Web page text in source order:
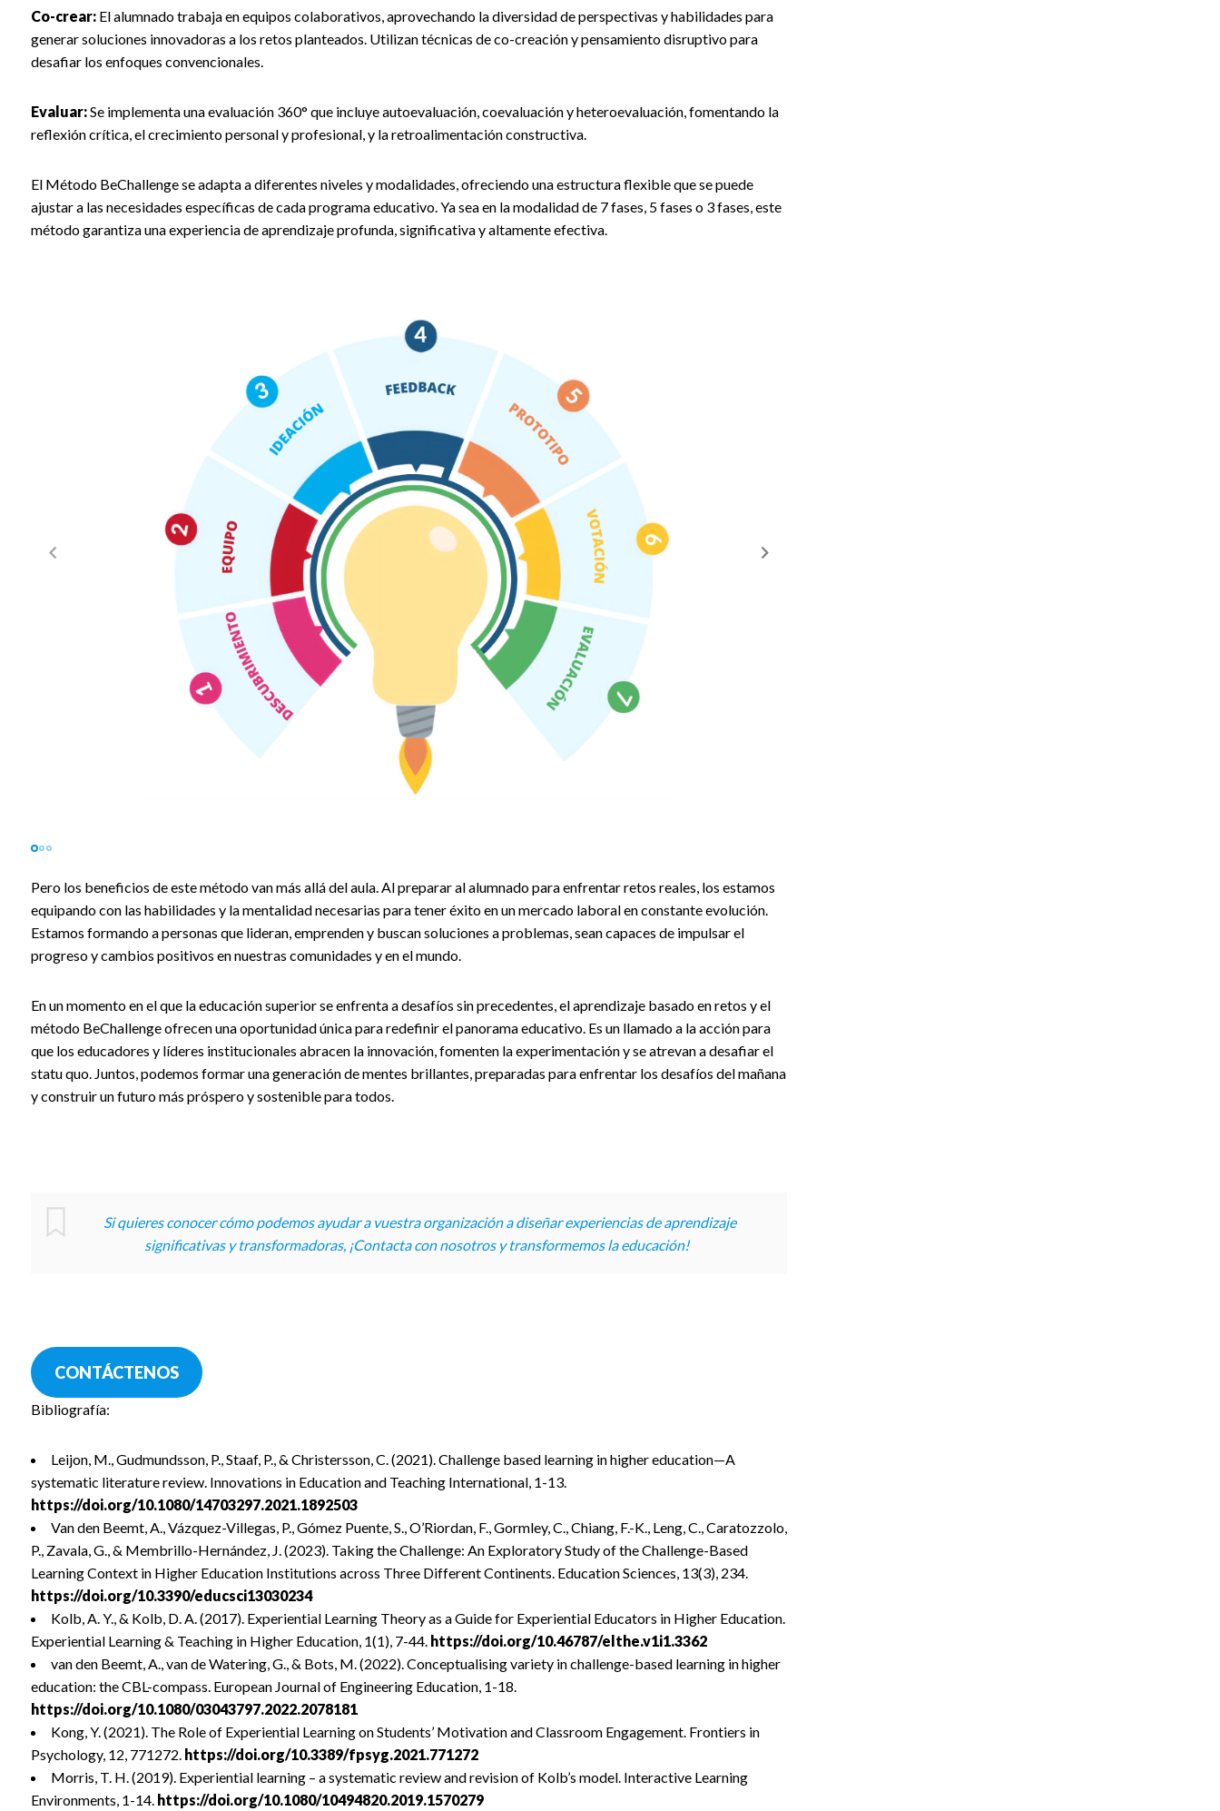
Co-crear:El alumnado trabaja en equipos colaborativos, aprovechando la diversidad de perspectivas y habilidades para
generar soluciones innovadoras a los retos planteados. Utilizan técnicas de co-creación y pensamiento disruptivo para
desafiar los enfoques convencionales.
Evaluar:Se implementa una evaluación 360° que incluye autoevaluación, coevaluación y heteroevaluación, fomentando la
reflexión crítica, el crecimiento personal y profesional, y la retroalimentación constructiva.
El Método BeChallenge se adapta a diferentes niveles y modalidades, ofreciendo una estructura flexible que se puede
ajustar a las necesidades específicas de cada programa educativo. Ya sea en la modalidad de 7 fases, 5 fases o 3 fases, este
método garantiza una experiencia de aprendizaje profunda, significativa y altamente efectiva.
Pero los beneficios de este método van más allá del aula. Al preparar al alumnado para enfrentar retos reales, los estamos
equipando con las habilidades y la mentalidad necesarias para tener éxito en un mercado laboral en constante evolución.
Estamos formando a personas que lideran, emprenden y buscan soluciones a problemas, sean capaces de impulsar el
progreso y cambios positivos en nuestras comunidades y en el mundo.
En un momento en el que la educación superior se enfrenta a desafíos sin precedentes, el aprendizaje basado en retos y el
método BeChallenge ofrecen una oportunidad única para redefinir el panorama educativo. Es un llamado a la acción para
que los educadores y líderes institucionales abracen la innovación, fomenten la experimentación y se atrevan a desafiar el
statu quo. Juntos, podemos formar una generación de mentes brillantes, preparadas para enfrentar los desafíos del mañana
y construir un futuro más próspero y sostenible para todos.
Si quieres conocer cómo podemos ayudar a vuestra organización a diseñar experiencias de aprendizaje
significativas y transformadoras, ¡Contacta con nosotros y transformemos la educación!
CONTÁCTENOS
Bibliografía:
Leijon, M., Gudmundsson, P., Staaf, P., & Christersson, C. (2021). Challenge based learning in higher education—A
systematic literature review. Innovations in Education and Teaching International, 1-13.
https://doi.org/10.1080/14703297.2021.1892503
Van den Beemt, A., Vázquez-Villegas, P., Gómez Puente, S., O’Riordan, F., Gormley, C., Chiang, F.-K., Leng, C., Caratozzolo,
P., Zavala, G., & Membrillo-Hernández, J. (2023). Taking the Challenge: An Exploratory Study of the Challenge-Based
Learning Context in Higher Education Institutions across Three Different Continents. Education Sciences, 13(3), 234.
https://doi.org/10.3390/educsci13030234
Kolb, A. Y., & Kolb, D. A. (2017). Experiential Learning Theory as a Guide for Experiential Educators in Higher Education.
Experiential Learning & Teaching in Higher Education, 1(1), 7-44. https://doi.org/10.46787/elthe.v1i1.3362
van den Beemt, A., van de Watering, G., & Bots, M. (2022). Conceptualising variety in challenge-based learning in higher
education: the CBL-compass. European Journal of Engineering Education, 1-18.
https://doi.org/10.1080/03043797.2022.2078181
Kong, Y. (2021). The Role of Experiential Learning on Students’ Motivation and Classroom Engagement. Frontiers in
Psychology, 12, 771272. https://doi.org/10.3389/fpsyg.2021.771272
Morris, T. H. (2019). Experiential learning – a systematic review and revision of Kolb’s model. Interactive Learning
Environments, 1-14. https://doi.org/10.1080/10494820.2019.1570279